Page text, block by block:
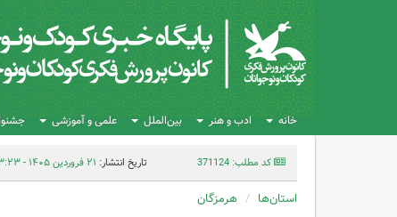
خانه ادب و هنر بین‌الملل علمی و آموزشی
کد مطلب: 371124 تاریخ انتشار: ۲۱ فروردین ۱۴۰۵ - ۲۳:۲۳
استان‌ها هرمزگان